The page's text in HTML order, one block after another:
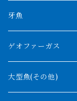
バンジャール
その他アロワナ
コウロントン
ラプラディ
ギニア
コンギクス
小型スネークヘッド
牙魚
ゲオファーガス
大型魚(その他)